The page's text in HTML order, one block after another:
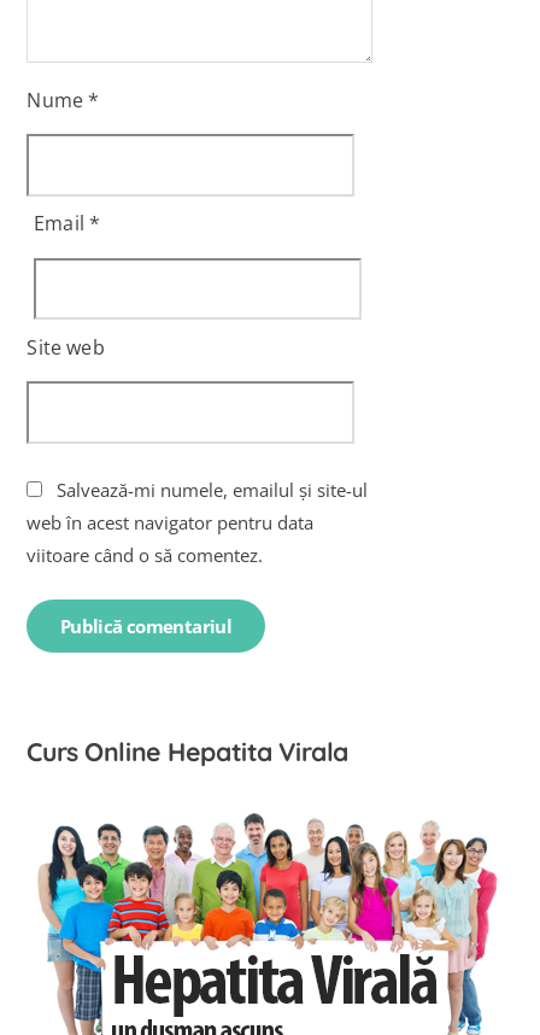
Nume*
Email*
Site web
Salvează-mi numele, emailul și site-ul
web în acest navigator pentru data
viitoare când o să comentez.
Curs Online Hepatita Virala